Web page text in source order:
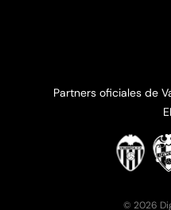
Partners oficiales de
© 2026